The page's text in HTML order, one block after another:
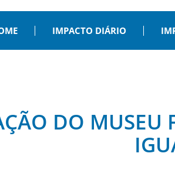
IMPACTO DIÁRIO
DO MUSEU